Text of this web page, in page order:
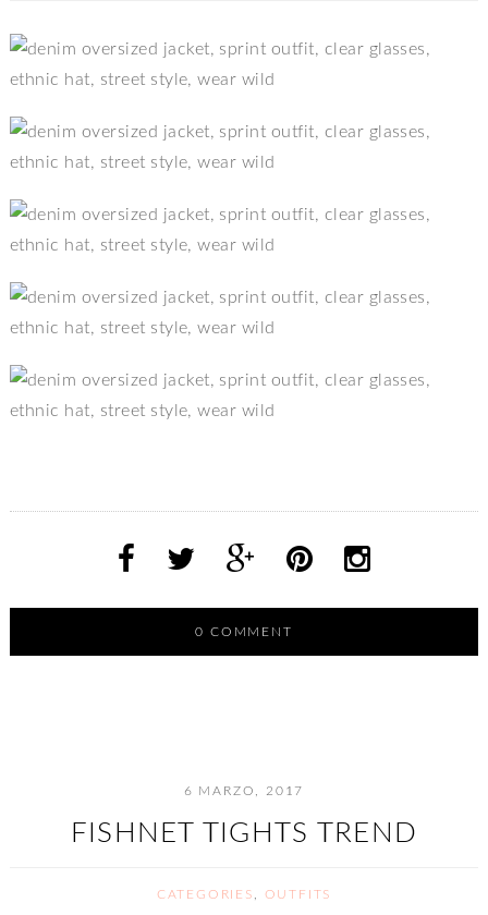
0 COMMENT
6 MARZO, 2017
FISHNET TIGHTS TREND
CATEGORIES OUTFITS